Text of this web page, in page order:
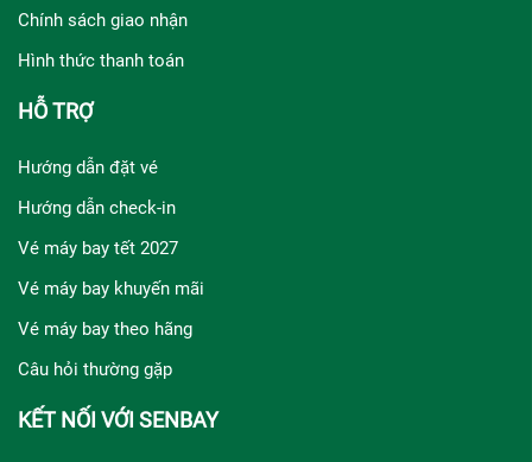
Chính sách giao nhận
Hình thức thanh toán
HỖ TRỢ
Hướng dẫn đặt vé
Hướng dẫn check-in
Vé máy bay tết 2027
Vé máy bay khuyến mãi
Vé máy bay theo hãng
Câu hỏi thường gặp
KẾT NỐI VỚI SENBAY